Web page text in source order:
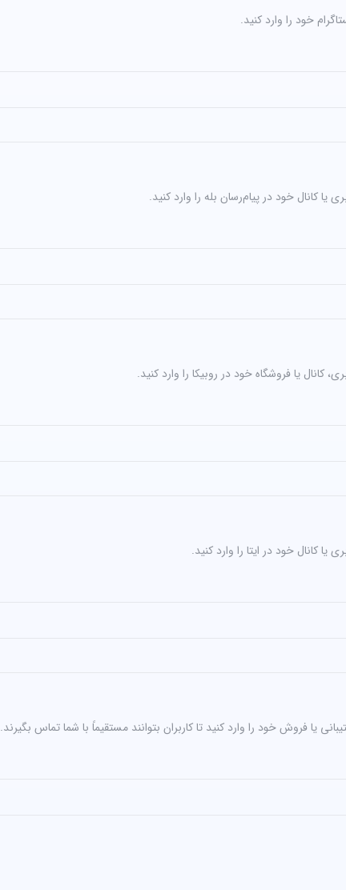
خود را وارد کنید.
یا کانال خود در پیام‌رسان بله را وارد کنید.
کانال یا فروشگاه خود در روبیکا را وارد کنید.
یا کانال خود در ایتا را وارد کنید.
یا فروش خود را وارد کنید تا کاربران بتوانند مستقیماً با شما تماس بگیرند.